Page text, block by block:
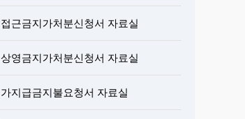
접근금지가처분신청서 자료실
상영금지가처분신청서 자료실
가지급금지불요청서 자료실